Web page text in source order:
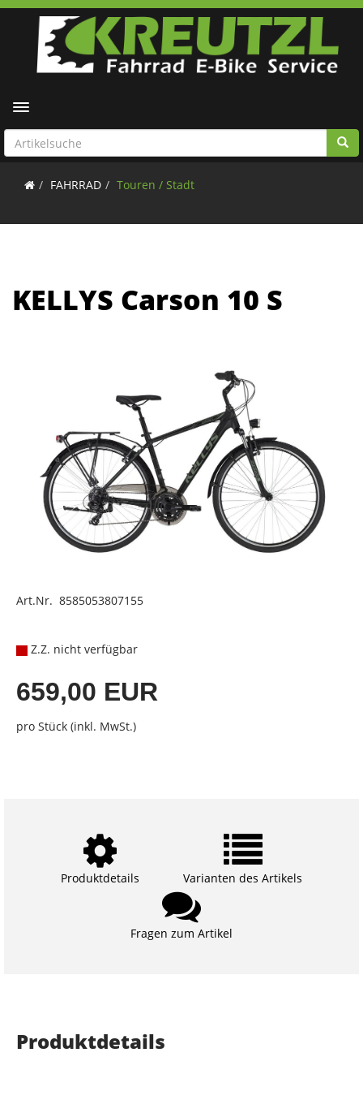
Toggle navigation
FAHRRAD Touren / Stadt
KELLYS Carson 10 S
Art.Nr. 8585053807155
Z.Z. nicht verfügbar
659,00 EUR
pro Stück (inkl. MwSt.)
Produktdetails Varianten des Artikels
Fragen zum Artikel
Produktdetails